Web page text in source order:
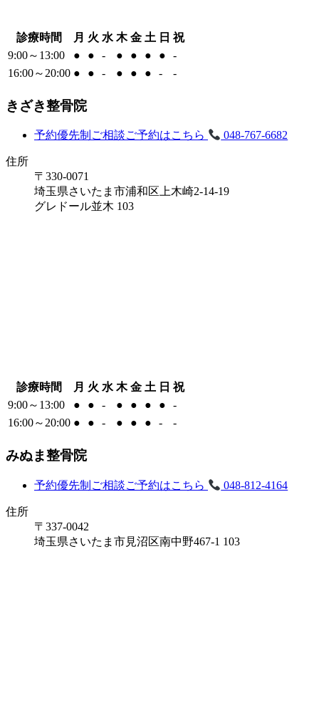
診療時間 月 火 水 木 金 土 日 祝
9:00～13:00
● ● - ● ● ● ●
-
16:00～20:00 ● ● - ● ● ● - -
きざき整骨院
予約優先制 ご相談ご予約はこちら 048-767-6682
住所
〒330-0071
埼玉県さいたま市浦和区上木崎2-14-19
グレドール並木 103
診療時間 月 火 水 木 金 土 日 祝
9:00～13:00
● ● - ● ● ● ●
-
16:00～20:00 ● ● - ● ● ● - -
みぬま整骨院
予約優先制 ご相談ご予約はこちら 048-812-4164
住所
〒337-0042
埼玉県さいたま市見沼区南中野467-1 103